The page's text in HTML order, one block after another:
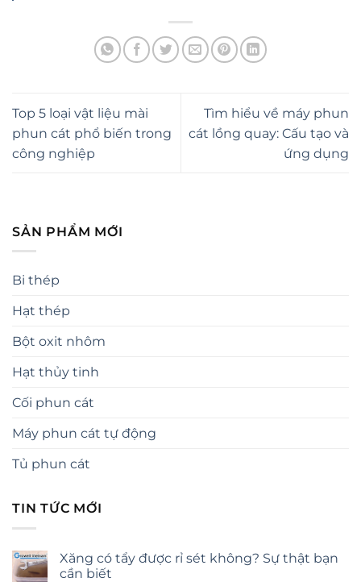
Top 5 loại vật liệu mài
phun cát phổ biến trong
công nghiệp
Tìm hiểu về máy phun
cát lồng quay: Cấu tạo và
ứng dụng
SẢN PHẨM MỚI
Bi thép
Hạt thép
Bột oxit nhôm
Hạt thủy tinh
Cối phun cát
Máy phun cát tự động
Tủ phun cát
TIN TỨC MỚI
Xăng có tẩy được rỉ sét không? Sự thật bạn
cần biết